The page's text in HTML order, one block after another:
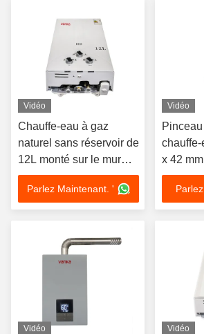
Vidéo
Chauffe-eau à gaz
naturel sans réservoir de
12L monté sur le mur
110V à la demande
Parlez Maintenant. '
Vidéo
chauffe-
x 42
Vidéo Vidéo